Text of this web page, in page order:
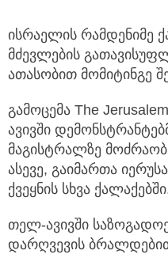
ისრაელის რამდენიმე
მძევლების
ათასობით მომიტინგე
გამოცემა The
ავივში
მაგისტრალზე
ასევე, გაიმართა
ქვეყნის სხვა
თელ-ავივში
დარღვევის